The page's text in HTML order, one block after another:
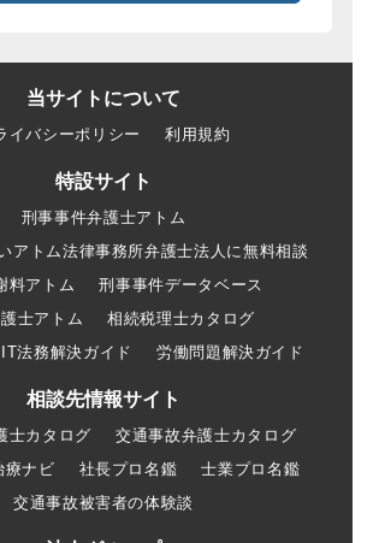
当サイトについて
イバシーポリシー 利用規約
特設サイト
刑事事件弁護士アトム
アトム法律事務所弁護士法人に無料相談
料アトム
刑事事件データベース
士アトム
相続税理士カタログ
法務解決ガイド
労働問題解決ガイド
相談先情報サイト
士カタログ
交通事故弁護士カタログ
療ナビ
社長プロ名鑑
士業プロ名鑑
交通事故被害者の体験談